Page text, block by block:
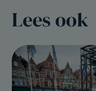
Lees ook